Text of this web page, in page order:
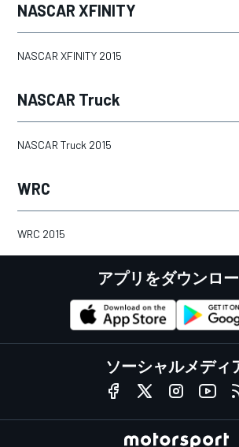
NASCAR XFINITY
NASCAR XFINITY 2015
NASCAR Truck
NASCAR Truck 2015
WRC
WRC 2015
アプリをダウンロ
ソーシャルメディ